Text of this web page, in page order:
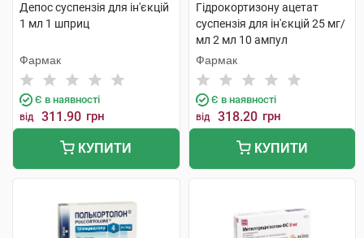
Депос суспензія для ін'єкцій
1 мл 1 шприц
Фармак
Є в наявності
від 311.90 грн
КУПИТИ
Гідрокортизону ацетат
суспензія для ін'єкцій 25 мг/
мл 2 мл 10 ампул
Фармак
Є в наявності
від 318.20 грн
КУПИТИ